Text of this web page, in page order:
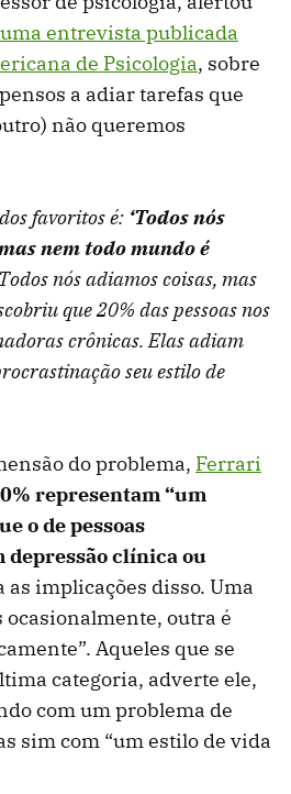
entrevista publicada
de Psicologia, sobre
a adiar tarefas que
não queremos
favoritos é: ‘Todos nós
nem todo mundo é
nós adiamos coisas, mas
que 20% das pessoas nos
crônicas. Elas adiam
seu estilo de
do problema, Ferrari
representam “um
o de pessoas
depressão clínica ou
as implicações disso. Uma
ocasionalmente, outra é
Aqueles que se
categoria, adverte ele,
com um problema de
sim com “um estilo de vida